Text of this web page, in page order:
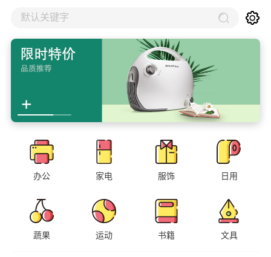
默认关键字
办公 家电 服饰 日用
蔬果 运动 书籍 文具